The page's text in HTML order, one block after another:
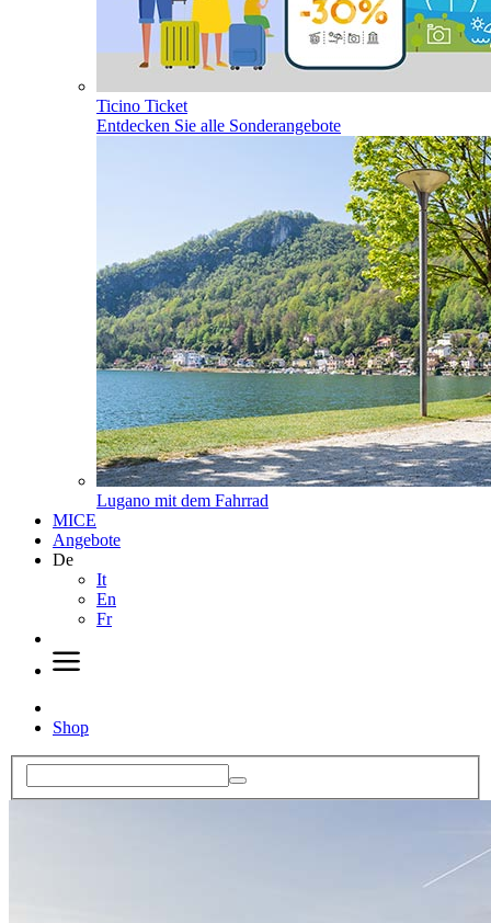
Ticino Ticket
Entdecken Sie alle Sonderangebote
Lugano mit dem Fahrrad
MICE
Angebote
De
It
En
Fr
Shop